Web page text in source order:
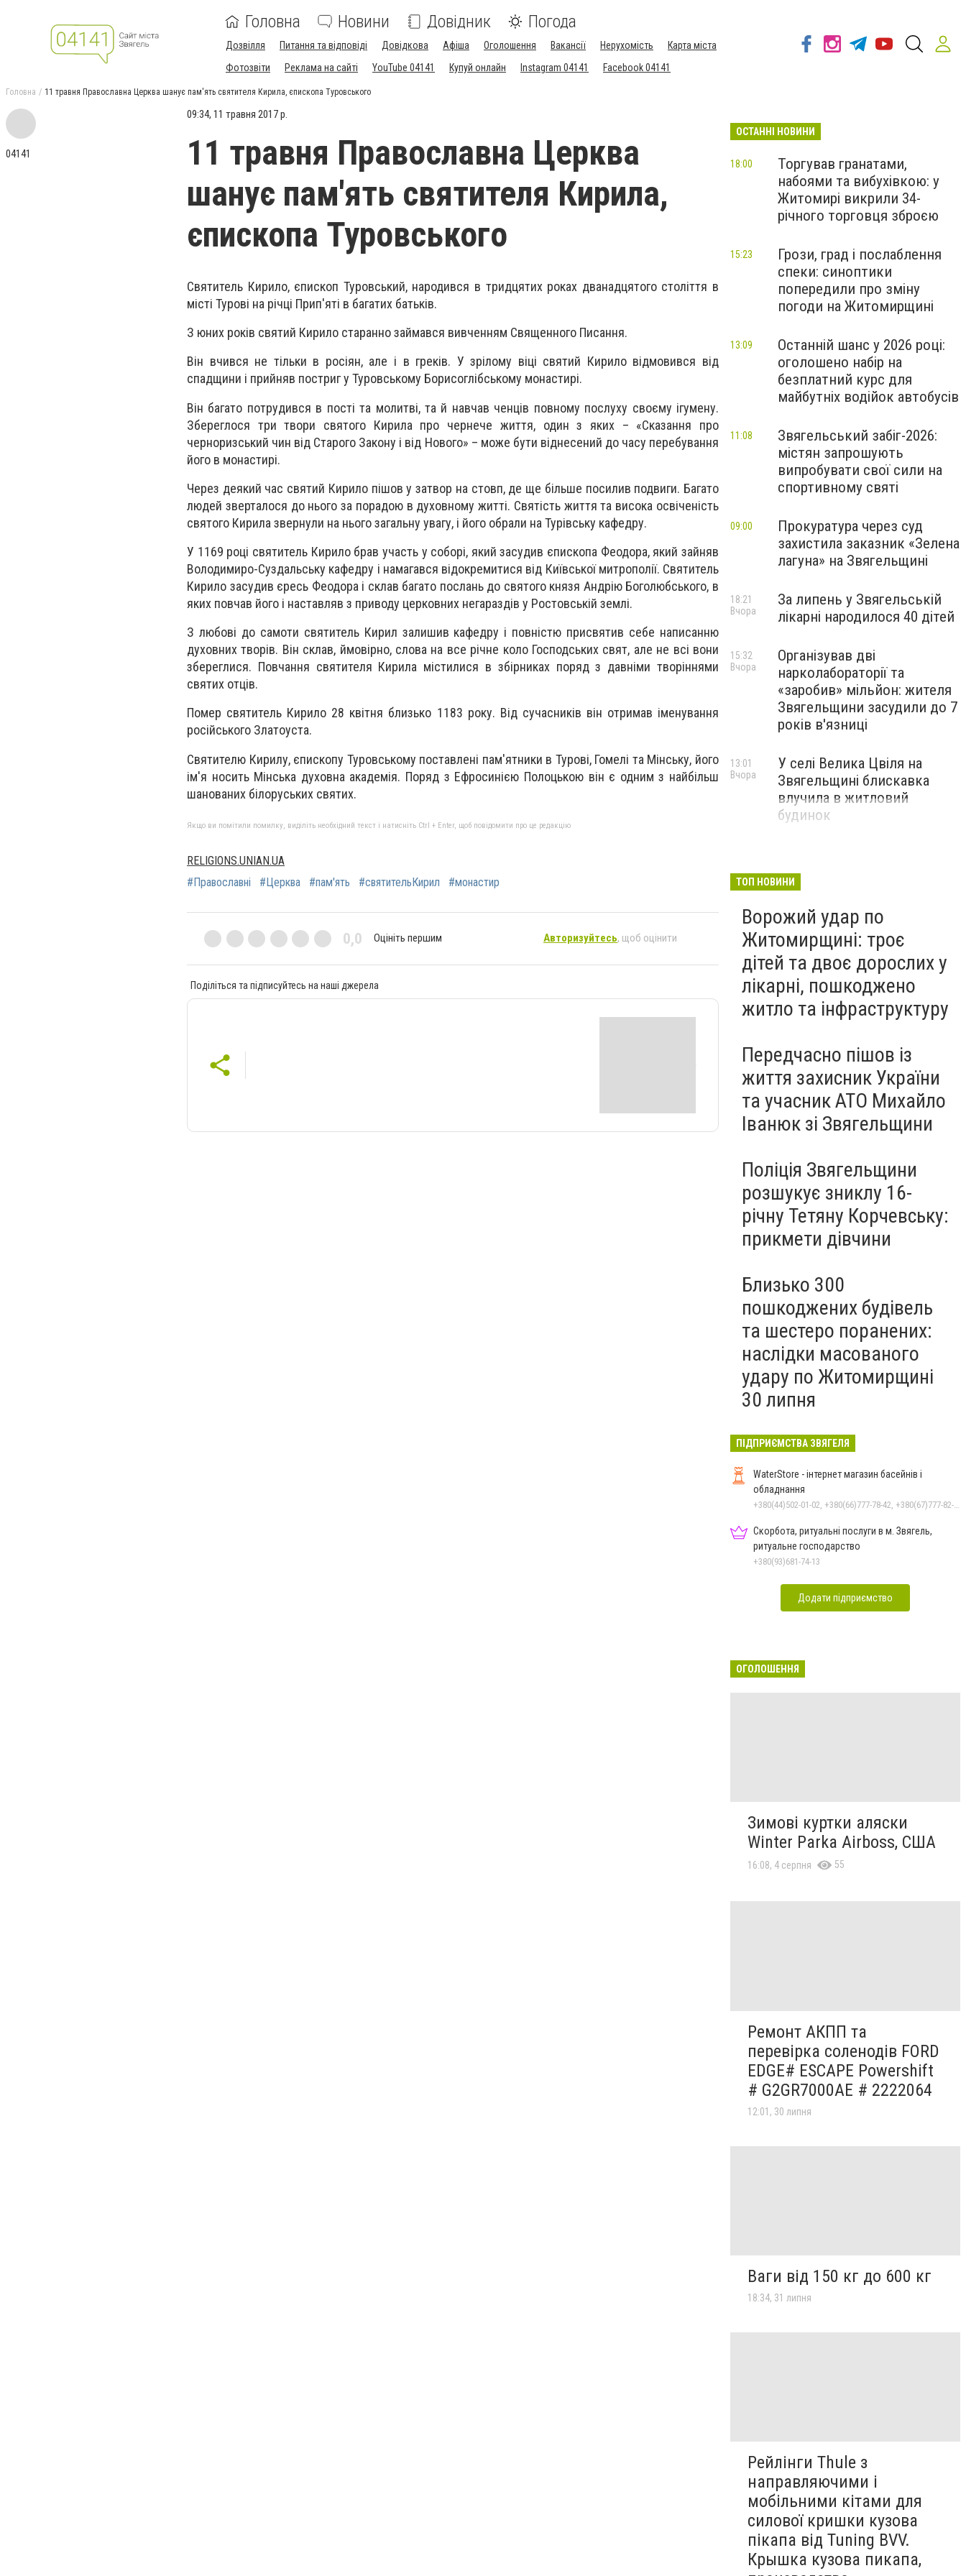
Головна Новини Довідник Погода
Дозвілля Питання та відповіді Довідкова Афіша Оголошення Вакансії Нерухомість
Карта міста
Фотозвіти
Реклама на сайті YouTube 04141 Купуй онлайн Instagram 04141 Facebook 04141
Головна 11 травня Православна Церква шанує пам'ять святителя Кирила, єпископа Туровського
04141
09:34, 11 травня 2017 р.
11 травня Православна Церква
шанує пам'ять святителя Кирила,
єпископа Туровського
Святитель Кирило, єпископ Туровський, народився в тридцятих роках дванадцятого століття в
місті Турові на річці Прип'яті в багатих батьків.
З юних років святий Кирило старанно займався вивченням Священного Писання.
Він вчився не тільки в росіян, але і в греків. У зрілому віці святий Кирило відмовився від
спадщини і прийняв постриг у Туровському Борисоглібському монастирі.
Він багато потрудився в пості та молитві, та й навчав ченців повному послуху своєму ігумену.
Збереглося три твори святого Кирила про чернече життя, один з яких – «Сказання про
черноризський чин від Старого Закону і від Нового» – може бути віднесений до часу перебування
його в монастирі.
Через деякий час святий Кирило пішов у затвор на стовп, де ще більше посилив подвиги. Багато
людей зверталося до нього за порадою в духовному житті. Святість життя та висока освіченість
святого Кирила звернули на нього загальну увагу, і його обрали на Турівську кафедру.
У 1169 році святитель Кирило брав участь у соборі, який засудив єпископа Феодора, який зайняв
Володимиро-Суздальську кафедру і намагався відокремитися від Київської митрополії. Святитель
Кирило засудив єресь Феодора і склав багато послань до святого князя Андрію Боголюбського, в
яких повчав його і наставляв з приводу церковних негараздів у Ростовській землі.
З любові до самоти святитель Кирил залишив кафедру і повністю присвятив себе написанню
духовних творів. Він склав, ймовірно, слова на все річне коло Господських свят, але не всі вони
збереглися. Повчання святителя Кирила містилися в збірниках поряд з давніми творіннями
святих отців.
Помер святитель Кирило 28 квітня близько 1183 року. Від сучасників він отримав іменування
російського Златоуста.
Святителю Кирилу, єпископу Туровському поставлені пам'ятники в Турові, Гомелі та Мінську, його
ім'я носить Мінська духовна академія. Поряд з Ефросинією Полоцькою він є одним з найбільш
шанованих білоруських святих.
Якщо ви помітили помилку, виділіть необхідний текст і натисніть Ctrl + Enter, щоб повідомити про це редакцію
RELIGIONS.UNIAN.UA
#Православні
#Церква #пам'ять #святительКирил #монастир
0,0 Оцініть першим Авторизуйтесь, щоб оцінити
Поділіться та підписуйтесь на наші джерела
ОСТАННІ НОВИНИ
Торгував гранатами,
набоями та вибухівкою: у
Житомирі викрили 34-
річного торговця зброєю
18:00
Грози, град і послаблення
спеки: синоптики
попередили про зміну
погоди на Житомирщині
15:23
Останній шанс у 2026 році:
оголошено набір на
безплатний курс для
майбутніх водійок автобусів
13:09
Звягельський забіг-2026:
містян запрошують
випробувати свої сили на
спортивному святі
11:08
Прокуратура через суд
захистила заказник «Зелена
лагуна» на Звягельщині
09:00
За липень у Звягельській
лікарні народилося 40 дітей
18:21
Вчора
Організував дві
нарколабораторії та
«заробив» мільйон: жителя
Звягельщини засудили до 7
років в'язниці
15:32
Вчора
У селі Велика Цвіля на
Звягельщині блискавка
влучила в житловий
будинок
13:01
Вчора
ТОП НОВИНИ
Ворожий удар по
Житомирщині: троє
дітей та двоє дорослих у
лікарні, пошкоджено
житло та інфраструктуру
Передчасно пішов із
життя захисник України
та учасник АТО Михайло
Іванюк зі Звягельщини
Поліція Звягельщини
розшукує зниклу 16-
річну Тетяну Корчевську:
прикмети дівчини
Близько 300
пошкоджених будівель
та шестеро поранених:
наслідки масованого
удару по Житомирщині
30 липня
ПІДПРИЄМСТВА ЗВЯГЕЛЯ
WaterStore - інтернет магазин басейнів і
обладнання
+380(44)502-01-02, +380(66)777-78-42, +380(67)777-82-19, +380(67)890-80-80, +380(73)890-80-80, +380(44)502-01-03
Скорбота, ритуальні послуги в м. Звягель,
ритуальне господарство
+380(93)681-74-13
Додати підприємство
ОГОЛОШЕННЯ
Зимові куртки аляски
Winter Parka Airboss, США
16:08, 4 серпня 55
Ремонт АКПП та
перевірка соленодів FORD
EDGE# ESCAPE Powershift
# G2GR7000AE # 2222064
12:01, 30 липня
Ваги від 150 кг до 600 кг
18:34, 31 липня
Рейлінги Thule з
направляючими і
мобільними кітами для
силової кришки кузова
пікапа від Tuning BVV.
Крышка кузова пикапа,